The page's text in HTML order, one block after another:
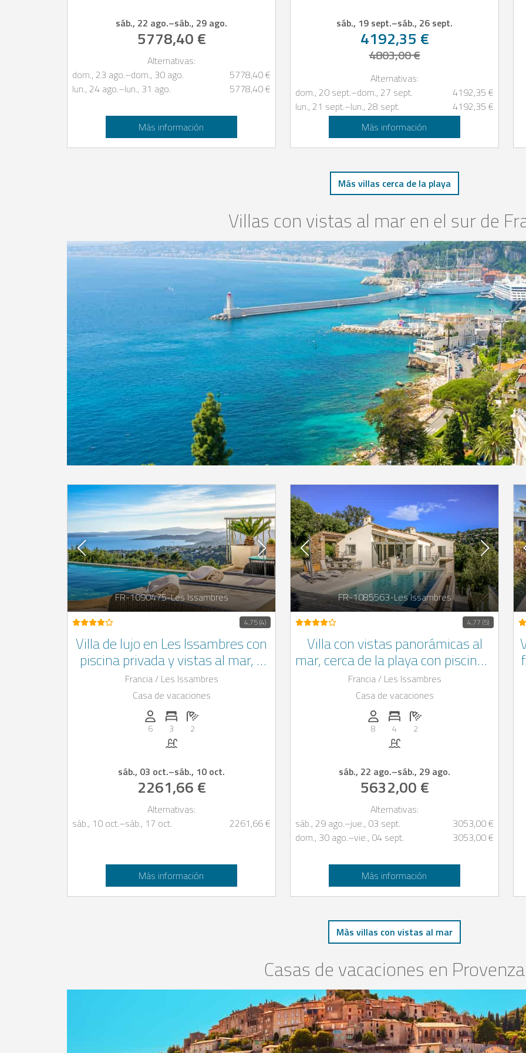
sáb., 22 ago.–sáb., 29 ago.
5778,40 €
Alternativas:
dom., 23 ago.–dom., 30 ago.
5778,40 €
lun., 24 ago.–lun., 31 ago. 5778,40 €
Más información
sáb., 19 sept.–sáb., 26 sept.
4192,35 €
4803,00 €
Alternativas:
dom., 20 sept.–dom., 27 sept.
4192,35 €
lun., 21 sept.–lun., 28 sept.
4192,35 €
Más información
Más villas cerca de la playa
Villas con vistas al mar en el sur de
FR-1090475-Les Issambres
4,75 (4)
Villa de lujo en Les Issambres con
piscina privada y vistas al mar, a
sólo 3 km de la playa
Francia / Les Issambres
Casa de vacaciones
Personas (max.): 6
6
Numero de habitaciones: 3
3
Cantidad de baños: 2
2
Piscina
sáb., 03 oct.–sáb., 10 oct.
2261,66 €
Alternativas:
sáb., 10 oct.–sáb., 17 oct. 2261,66 €
Más información
FR-1085563-Les Issambres
4,77 (5)
Villa con vistas panorámicas al
mar, cerca de la playa con piscina y
terraza, les Issambres
Francia / Les Issambres
Casa de vacaciones
Personas (max.): 8
8
Numero de habitaciones: 4
4
Cantidad de baños: 2
2
Piscina
sáb., 22 ago.–sáb., 29 ago.
5632,00 €
Alternativas:
sáb., 29 ago.–jue., 03 sept.
3053,00 €
dom., 30 ago.–vie., 04 sept. 3053,00 €
Más información
Màs villas con vistas al mar
Casas de vacaciones en Provenza